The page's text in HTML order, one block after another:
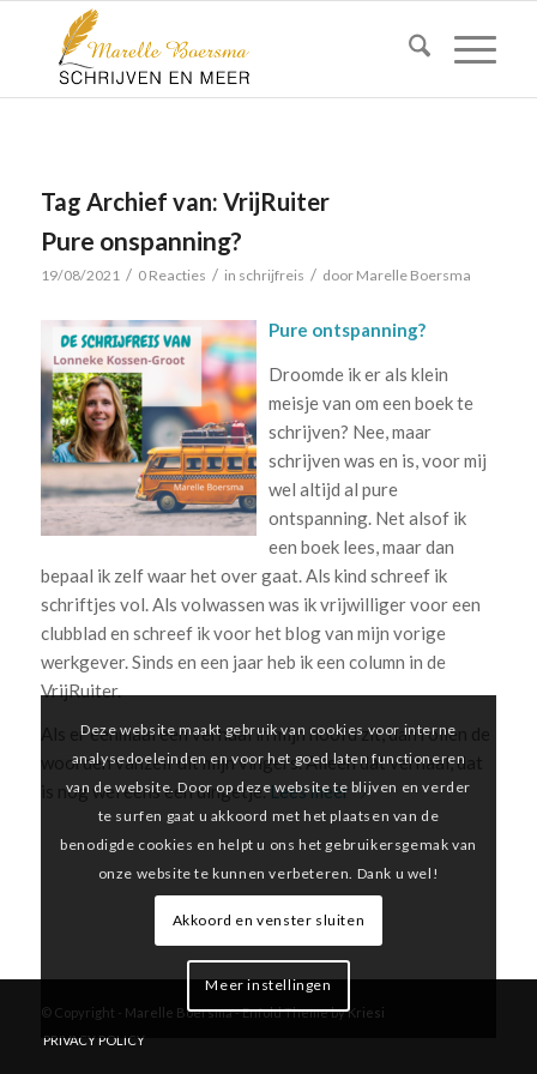
Tag Archief van: VrijRuiter
Pure onspanning?
19/08/2021 / 0 Reacties / in schrijfreis / door Marelle Boersma
Pure ontspanning?
Droomde ik er als klein
meisje van om een boek te
schrijven? Nee, maar
schrijven was en is, voor mij
wel altijd al pure
ontspanning. Net alsof ik
een boek lees, maar dan
bepaal ik zelf waar het over gaat. Als kind schreef ik
schriftjes vol. Als volwassen was ik vrijwilliger voor een
clubblad en schreef ik voor het blog van mijn vorige
werkgever. Sinds en een jaar heb ik een column in de
VrijRuiter.
Als er eenmaal een verhaal in mijn hoofd zit, dan rollen de
woorden vanzelf uit mijn vingers. Alleen dat verhaal, dat
is nog wel eens een dingetje.Lees meer
© Copyright - Marelle Boersma-Enfold Theme by Kriesi
PRIVACY POLICY
Deze website maakt gebruik van cookies voor interne
analysedoeleinden en voor het goed laten functioneren
van de website. Door op deze website te blijven en verder
te surfen gaat u akkoord met het plaatsen van de
benodigde cookies en helpt u ons het gebruikersgemak van
onze website te kunnen verbeteren. Dank u wel!
Akkoord en venster sluiten
Meer instellingen